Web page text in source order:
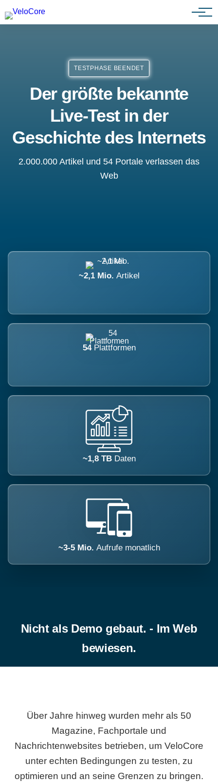
Agenturen & Webdesigner
TESTPHASE BEENDET
Der größte bekannte
Live-Test in der
Geschichte des Internets
2.000.000 Artikel und 54 Portale verlassen das
Web
~2,1 Mio. Artikel
54 Plattformen
~1,8 TB Daten
~3-5 Mio. Aufrufe monatlich
Nicht als Demo gebaut. - Im Web
bewiesen.
Über Jahre hinweg wurden mehr als 50
Magazine, Fachportale und
Nachrichtenwebsites betrieben, um VeloCore
unter echten Bedingungen zu testen, zu
optimieren und an seine Grenzen zu bringen.